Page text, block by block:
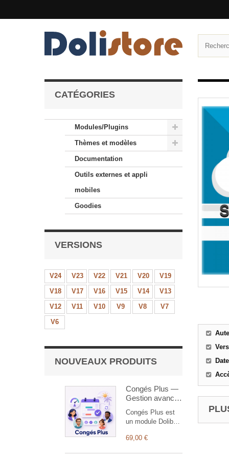
CATÉGORIES
Modules/Plugins
Thèmes et modèles
Documentation
Outils externes et appli
mobiles
Goodies
VERSIONS
V24 V23 V22 V21 V20
V19
V18
V17 V16 V15 V14
V13
V12
V11 V10 V9 V8
V7
V6
NOUVEAUX PRODUITS
Congés Plus —
Gestion avancée
Congés Plus est
un module Dolibarr
simplifier et
69,00 €